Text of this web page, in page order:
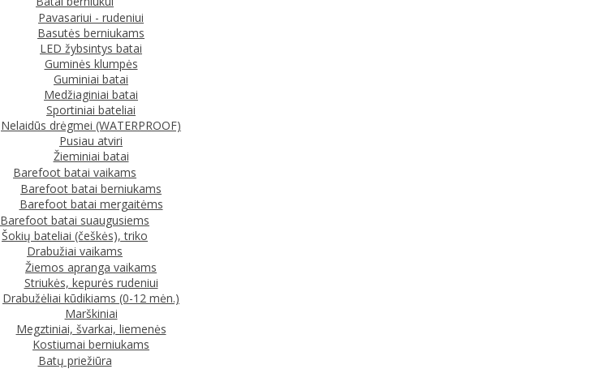
Pavasariui - rudeniui
Basutės berniukams
LED žybsintys batai
Guminės klumpės
Guminiai batai
Medžiaginiai batai
Sportiniai bateliai
Nelaidūs drėgmei (WATERPROOF)
Pusiau atviri
Žieminiai batai
Barefoot batai vaikams
Barefoot batai berniukams
Barefoot batai mergaitėms
Barefoot batai suaugusiems
Šokių bateliai (češkės), triko
Drabužiai vaikams
Žiemos apranga vaikams
Striukės, kepurės rudeniui
Drabužėliai kūdikiams (0-12 mėn.)
Marškiniai
Megztiniai, švarkai, liemenės
Kostiumai berniukams
Batų priežiūra